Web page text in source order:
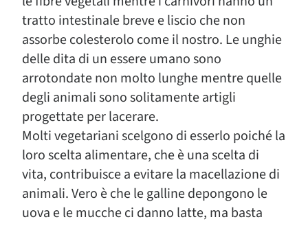
tratto intestinale breve e liscio che non
assorbe colesterolo come il nostro. Le unghie
delle dita di un essere umano sono
arrotondate non molto lunghe mentre quelle
degli animali sono solitamente artigli
progettate per lacerare.
Molti vegetariani scelgono di esserlo poiché la
loro scelta alimentare, che è una scelta di
vita, contribuisce a evitare la macellazione di
animali. Vero è che le galline depongono le
uova e le mucche ci danno latte, ma basta